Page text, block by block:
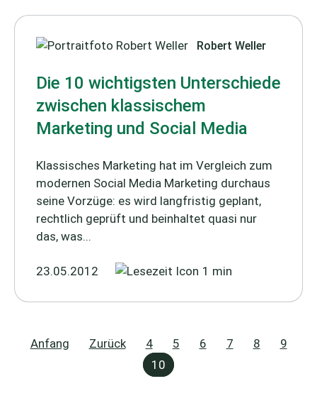
Robert Weller
Die 10 wichtigsten Unterschiede
zwischen klassischem
Marketing und Social Media
Klassisches Marketing hat im Vergleich zum
modernen Social Media Marketing durchaus
seine Vorzüge: es wird langfristig geplant,
rechtlich geprüft und beinhaltet quasi nur
das, was...
23.05.2012 1 min
Anfang Zurück 4 5 6 7 8
9
10